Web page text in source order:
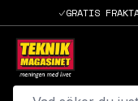
GRATIS